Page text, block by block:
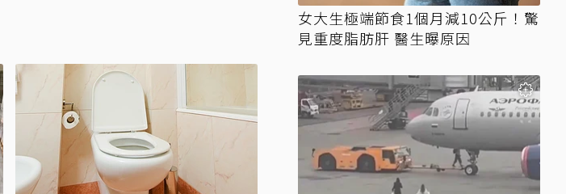
女大生極端節食1個月減10公斤！驚
見重度脂肪肝 醫生曝原因